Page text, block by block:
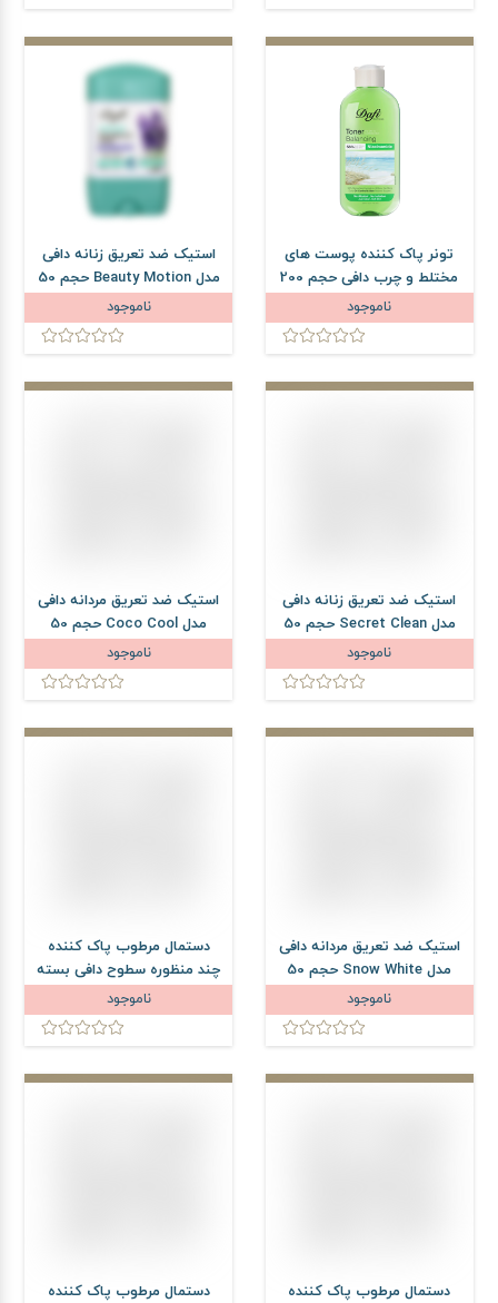
تونر پاک کننده پوست های
مختلط و چرب دافی حجم 200
میلی لیتر
ناموجود
استیک ضد تعریق زنانه دافی
مدل Beauty Motion حجم 50
میلی لیتر
ناموجود
استیک ضد تعریق زنانه دافی
مدل Secret Clean حجم 50
میلی لیتر
ناموجود
استیک ضد تعریق مردانه دافی
مدل Coco Cool حجم 50
میلی لیتر
ناموجود
استیک ضد تعریق مردانه دافی
مدل Snow White حجم 50
میلی لیتر
ناموجود
دستمال مرطوب پاک کننده
چند منظوره سطوح دافی بسته
50 عددی
ناموجود
دستمال مرطوب پاک کننده دستمال مرطوب پاک کننده